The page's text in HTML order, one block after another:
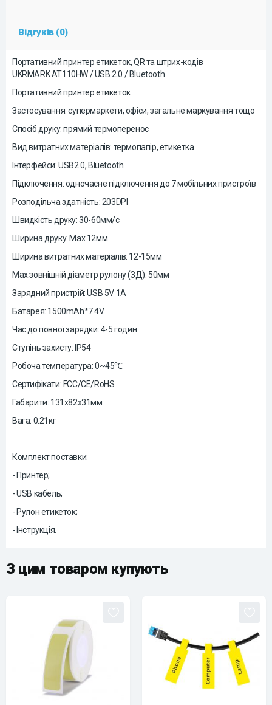
Відгуків (0)
Портативний принтер етикеток, QR та штрих-кодів
UKRMARK AT110HW / USB 2.0 / Bluetooth
Портативний принтер етикеток
Застосування: супермаркети, офіси, загальне маркування тощо
Спосіб друку: прямий термоперенос
Вид витратних матеріалів: термопапір, етикетка
Інтерфейси: USB2.0, Bluetooth
Підключення: одночасне підключення до 7 мобільних пристроїв
Розподільча здатність: 203DPI
Швидкість друку: 30-60мм/с
Ширина друку: Max.12мм
Ширина витратних матеріалів: 12-15мм
Max.зовнішній діаметр рулону (ЗД): 50мм
Зарядний пристрій: USB 5V 1A
Батарея: 1500mAh*7.4V
Час до повної зарядки: 4-5 годин
Ступінь захисту: IP54
Робоча температура: 0~45℃
Сертифікати: FCC/CE/RoHS
Габарити: 131x82x31мм
Вага: 0.21кг
Комплект поставки:
- Принтер;
- USB кабель;
- Рулон етикеток;
- Інструкція.
З цим товаром купують